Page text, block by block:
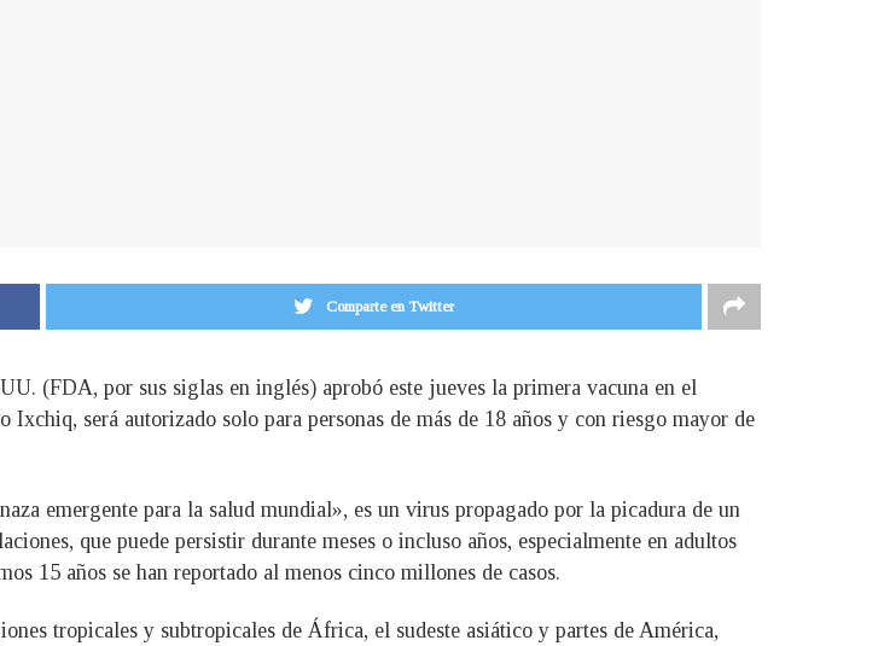
Comparte en Twitter
(FDA, por sus siglas en inglés) aprobó este jueves la primera vacuna en el
será autorizado solo para personas de más de 18 años y con riesgo mayor de
emergente para la salud mundial», es un virus propagado por la picadura de un
que puede persistir durante meses o incluso años, especialmente en adultos
15 años se han reportado al menos cinco millones de casos.
tropicales y subtropicales de África, el sudeste asiático y partes de América,